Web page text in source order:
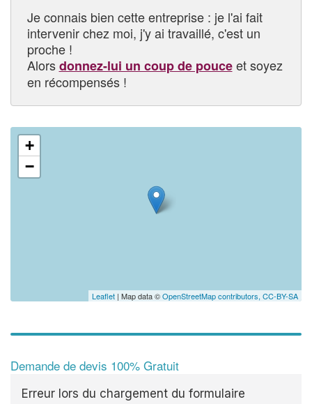
Je connais bien cette entreprise : je l'ai fait
intervenir chez moi, j'y ai travaillé, c'est un
proche !
Alorsdonnez-lui un coup de pouceet soyez
en récompensés !
+
−
Leaflet | Map data ©OpenStreetMap contributors, CC-BY-SA
Demande de devis 100% Gratuit
Erreur lors du chargement du formulaire